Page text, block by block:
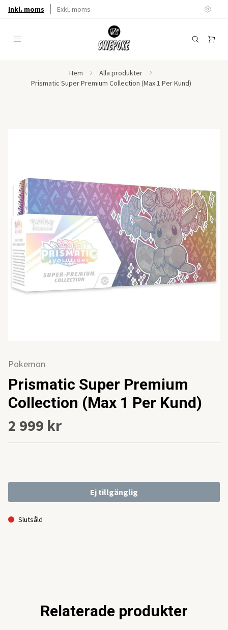
Inkl. moms Exkl. moms
Hem
Alla produkter
Prismatic Super Premium Collection (Max 1 Per Kund)
Pokemon
Prismatic Super Premium
Collection (Max 1 Per Kund)
2 999 kr
Ej tillgänglig
Slutsåld
Relaterade produkter